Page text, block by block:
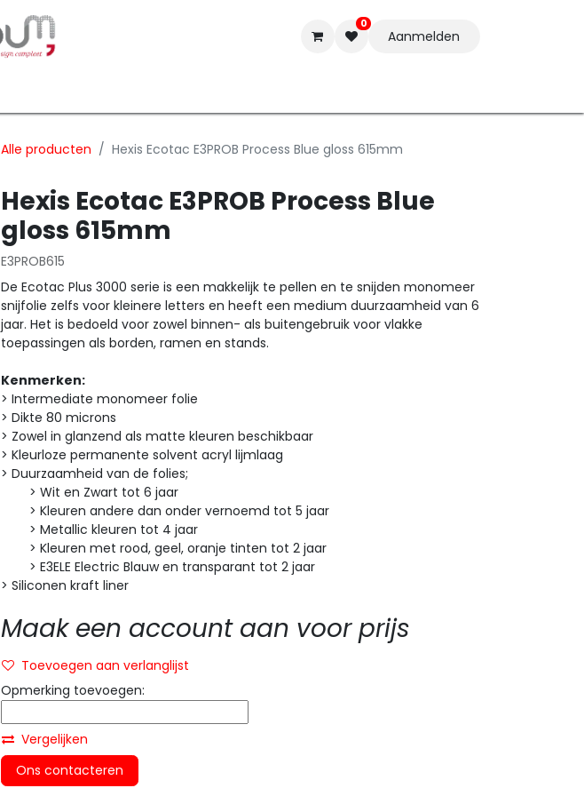
0
Aanmelden
Alle producten Hexis Ecotac E3PROB Process Blue gloss 615mm
Hexis Ecotac E3PROB Process Blue
gloss 615mm
E3PROB615
De Ecotac Plus 3000 serie is een makkelijk te pellen en te snijden monomeer
snijfolie zelfs voor kleinere letters en heeft een medium duurzaamheid van 6
jaar. Het is bedoeld voor zowel binnen- als buitengebruik voor vlakke
toepassingen als borden, ramen en stands.
Kenmerken:
> Intermediate monomeer folie
> Dikte 80 microns
> Zowel in glanzend als matte kleuren beschikbaar
> Kleurloze permanente solvent acryl lijmlaag
> Duurzaamheid van de folies;
> Wit en Zwart tot 6 jaar
> Kleuren andere dan onder vernoemd tot 5 jaar
> Metallic kleuren tot 4 jaar
> Kleuren met rood, geel, oranje tinten tot 2 jaar
> E3ELE Electric Blauw en transparant tot 2 jaar
> Siliconen kraft liner
Maak een account aan voor prijs
Toevoegen aan verlanglijst
Opmerking toevoegen:
Vergelijken
Ons contacteren